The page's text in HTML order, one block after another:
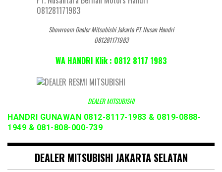
Showroom Dealer Mitsubishi Jakarta PT. Nusan Handri
081281171983
WA HANDRI Klik : 0812 8117 1983
DEALER MITSUBISHI
HANDRI GUNAWAN 0812-8117-1983 & 0819-0888-
1949 & 081-808-000-739
DEALER MITSUBISHI JAKARTA SELATAN